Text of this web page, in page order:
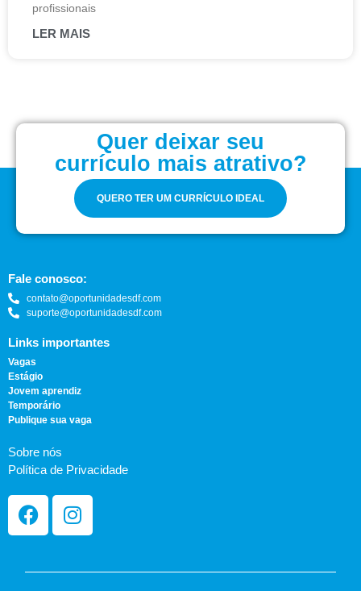
profissionais
LER MAIS
Quer deixar seu
currículo mais atrativo?
QUERO TER UM CURRÍCULO IDEAL
Fale conosco:
contato@oportunidadesdf.com
suporte@oportunidadesdf.com
Links importantes
Vagas
Estágio
Jovem aprendiz
Temporário
Publique sua vaga
Sobre nós
Política de Privacidade